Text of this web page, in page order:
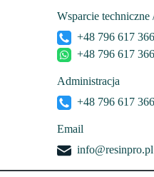
Wsparcie
+48 796 617 366
+48 796 617 366
Administracja
+48 796 617 366
Email
info@resinpro.pl